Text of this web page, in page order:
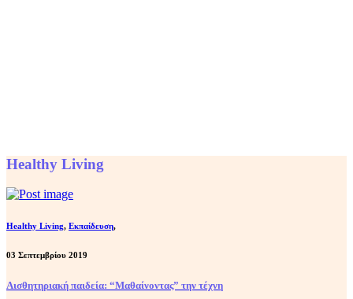
Healthy Living
Healthy Living, Εκπαίδευση,
03 Σεπτεμβρίου 2019
Αισθητηριακή παιδεία: “Μαθαίνοντας” την τέχνη